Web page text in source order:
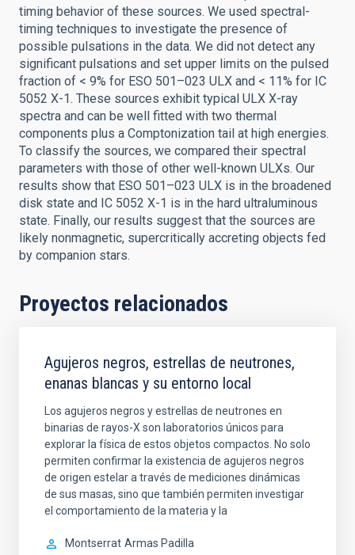
timing behavior of these sources. We used spectral-
timing techniques to investigate the presence of
possible pulsations in the data. We did not detect any
significant pulsations and set upper limits on the pulsed
fraction of < 9% for ESO 501–023 ULX and < 11% for IC
5052 X-1. These sources exhibit typical ULX X-ray
spectra and can be well fitted with two thermal
components plus a Comptonization tail at high energies.
To classify the sources, we compared their spectral
parameters with those of other well-known ULXs. Our
results show that ESO 501–023 ULX is in the broadened
disk state and IC 5052 X-1 is in the hard ultraluminous
state. Finally, our results suggest that the sources are
likely nonmagnetic, supercritically accreting objects fed
by companion stars.
Proyectos relacionados
Agujeros negros, estrellas de neutrones,
enanas blancas y su entorno local
Los agujeros negros y estrellas de neutrones en
binarias de rayos-X son laboratorios únicos para
explorar la física de estos objetos compactos. No solo
permiten confirmar la existencia de agujeros negros
de origen estelar a través de mediciones dinámicas
de sus masas, sino que también permiten investigar
el comportamiento de la materia y la
Montserrat Armas Padilla